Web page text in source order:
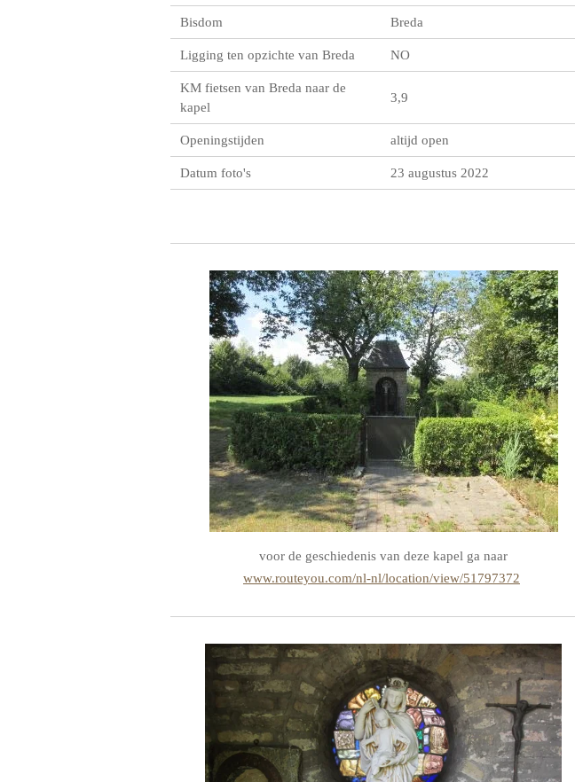
Bisdom Breda
Ligging ten opzichte van Breda NO
KM fietsen van Breda naar de
kapel
3,9
Openingstijden altijd open
Datum foto's 23 augustus 2022
voor de geschiedenis van deze kapel ga naar
www.routeyou.com/nl-nl/location/view/51797372